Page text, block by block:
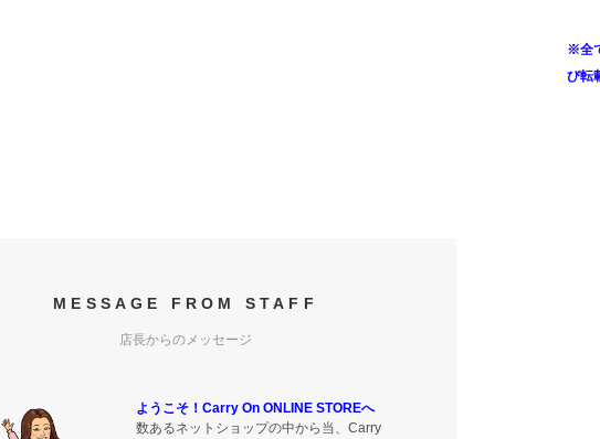
※全
び転
MESSAGE FROM STAFF
店長からのメッセージ
ようこそ！Carry On ONLINE STOREへ
数あるネットショップの中から当、Carry